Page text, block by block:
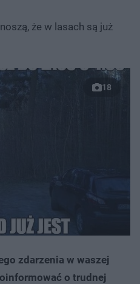
że w lasach są już
18
zdarzenia w waszej
o trudnej